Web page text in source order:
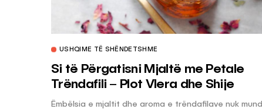
USHQIME TË SHËNDETSHME
Si të Përgatisni Mjaltë me Petale
Trëndafili – Plot Vlera dhe Shije
Ëmbëlsia e mjaltit dhe aroma e trëndafilave nuk mund